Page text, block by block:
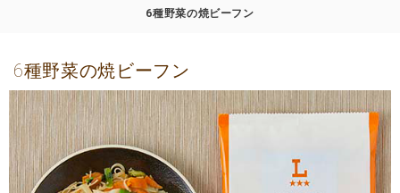
6種野菜の焼ビーフン
6種野菜の焼ビーフン